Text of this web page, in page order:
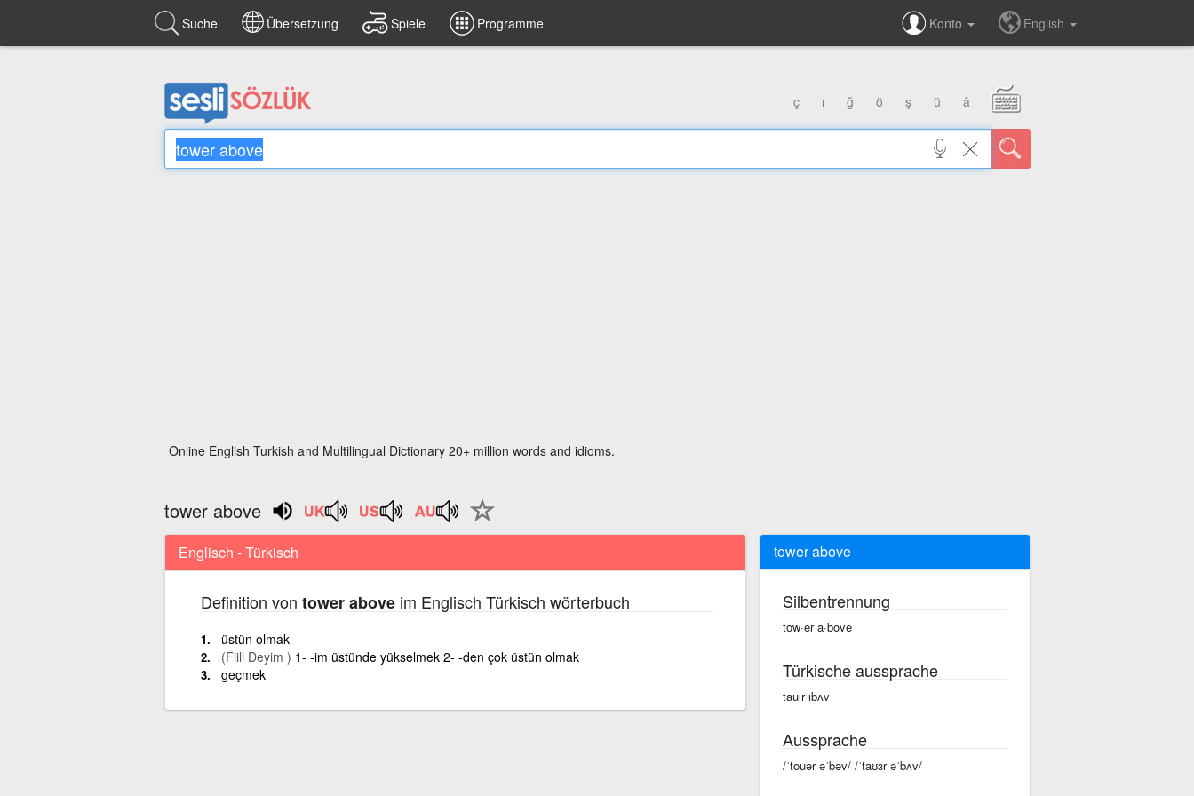
Suche Übersetzung Spiele Programme Konto English
ç ı ğ ö ş ü â
Online English Turkish and Multilingual Dictionary 20+ million words and idioms.
tower above
Englisch - Türkisch
Definition von tower aboveim Englisch Türkisch wörterbuch
üstün olmak
(Fiili Deyim ) 1- -im üstünde yükselmek 2- -den çok üstün olmak
geçmek
tower above
Silbentrennung
tow·er a·bove
Türkische aussprache
tauır ıbʌv
Aussprache
/ˈtouər əˈbəv/ /ˈtaʊɜr əˈbʌv/